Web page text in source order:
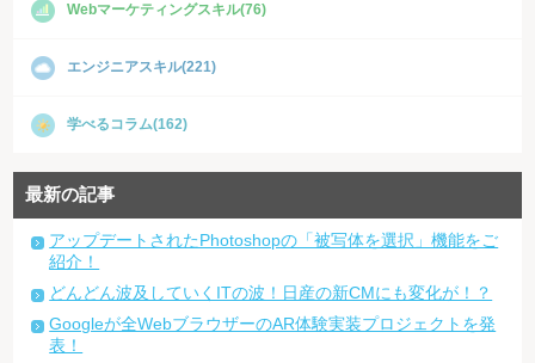
Webマーケティングスキル(76)
エンジニアスキル(221)
学べるコラム(162)
最新の記事
アップデートされたPhotoshopの「被写体を選択」機能をご
紹介！
どんどん波及していくITの波！日産の新CMにも変化が！？
Googleが全WebブラウザーのAR体験実装プロジェクトを発
表！